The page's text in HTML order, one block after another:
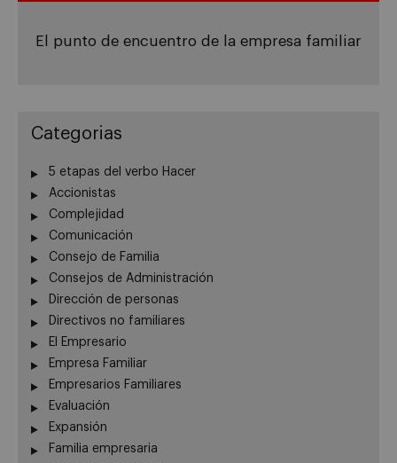
El punto de encuentro de la empresa familiar
Categorias
5 etapas del verbo Hacer
Accionistas
Complejidad
Comunicación
Consejo de Familia
Consejos de Administración
Dirección de personas
Directivos no familiares
El Empresario
Empresa Familiar
Empresarios Familiares
Evaluación
Expansión
Familia empresaria